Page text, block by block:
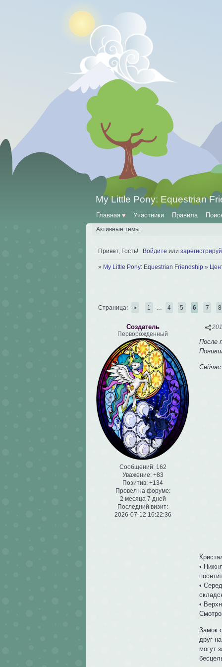
My Little Pony: Equestrian
Главная ♥ Участники Правила
Активные темы
Привет, Гость! Войдите или
» My Little Pony: Equestrian Friendship »
Страница: « 1 4 5 6 7 8
Создатель
Перворожденный
Сообщений:162
Уважение: +83
Позитив: +134
Провел на форуме:
2 месяца 7 дней
Последний визит:
2026-07-12 16:22:36
После
•
•
•
Замок
друг
могут